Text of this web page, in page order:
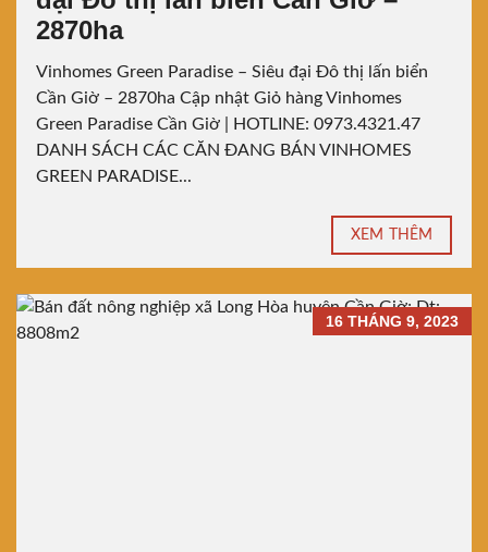
2870ha
Vinhomes Green Paradise – Siêu đại Đô thị lấn biển
Cần Giờ – 2870ha Cập nhật Giỏ hàng Vinhomes
Green Paradise Cần Giờ | HOTLINE: 0973.4321.47
DANH SÁCH CÁC CĂN ĐANG BÁN VINHOMES
GREEN PARADISE...
XEM THÊM
16 THÁNG 9, 2023